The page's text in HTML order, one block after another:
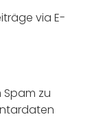
via E-
Spam zu